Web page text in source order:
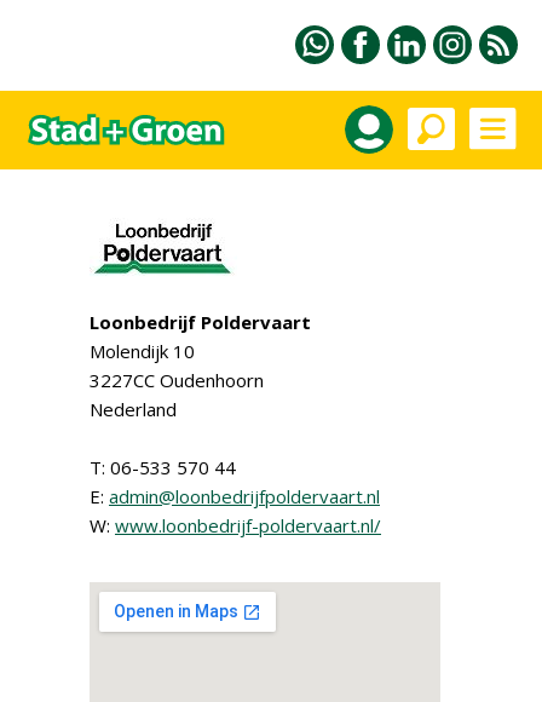
Loonbedrijf Poldervaart
Molendijk 10
3227CC Oudenhoorn
Nederland
T: 06-533 570 44
E: admin@loonbedrijfpoldervaart.nl
W: www.loonbedrijf-poldervaart.nl/